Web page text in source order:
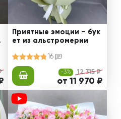
Приятные эмоции – бук
ет из альстромерии
16
-3% 12 315 ₽
от 11 970 ₽